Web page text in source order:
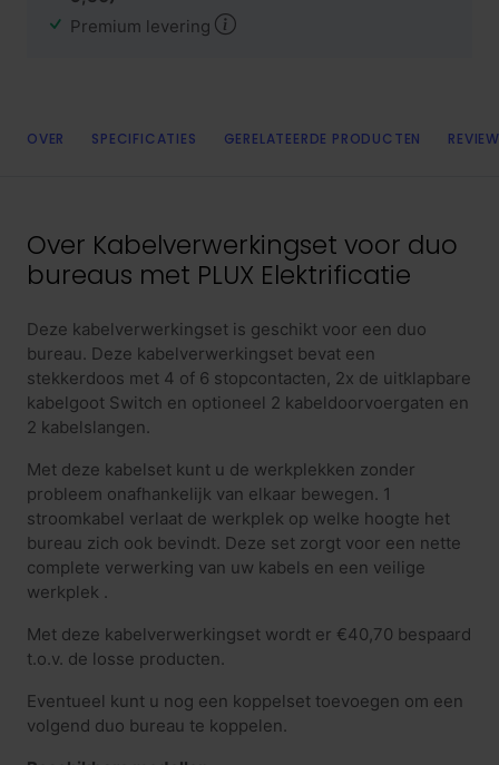
Premium levering
OVER SPECIFICATIES GERELATEERDE PRODUCTEN
Over Kabelverwerkingset voor duo
bureaus met PLUX Elektrificatie
Deze kabelverwerkingset is geschikt voor een duo
bureau. Deze kabelverwerkingset bevat een
stekkerdoos met 4 of 6 stopcontacten, 2x de uitklapbare
kabelgoot Switch en optioneel 2 kabeldoorvoergaten en
2 kabelslangen.
Met deze kabelset kunt u de werkplekken zonder
probleem onafhankelijk van elkaar bewegen. 1
stroomkabel verlaat de werkplek op welke hoogte het
bureau zich ook bevindt. Deze set zorgt voor een nette
complete verwerking van uw kabels en een veilige
werkplek .
Met deze kabelverwerkingset wordt er €40,70 bespaard
t.o.v. de losse producten.
Eventueel kunt u nog een koppelset toevoegen om een
volgend duo bureau te koppelen.